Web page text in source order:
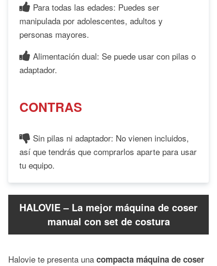
Para todas las edades: Puedes ser
manipulada por adolescentes, adultos y
personas mayores.
Alimentación dual: Se puede usar con pilas o
adaptador.
CONTRAS
Sin pilas ni adaptador: No vienen incluidos,
así que tendrás que comprarlos aparte para usar
tu equipo.
HALOVIE – La mejor máquina de coser
manual con set de costura
Halovie te presenta una compacta máquina de coser